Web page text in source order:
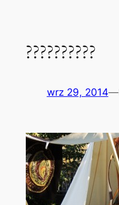
??????????
wrz 29, 2014—